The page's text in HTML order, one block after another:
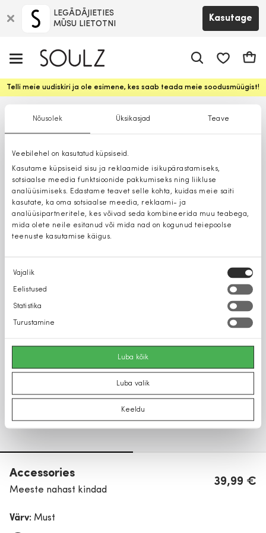
Nõusolek Üksikasjad Teave
Veebilehel on kasutatud küpsiseid.
Kasutame küpsiseid sisu ja reklaamide isikupärastamiseks,
sotsiaalse meedia funktsioonide pakkumiseks ning liikluse
analüüsimiseks. Edastame teavet selle kohta, kuidas meie saiti
kasutate, ka oma sotsiaalse meedia, reklaami- ja
analüüsipartneritele, kes võivad seda kombineerida muu teabega,
mida olete neile esitanud või mida nad on kogunud teiepoolse
teenuste kasutamise käigus.
Nõusoleku
valik
Vajalik
Eelistused
Statistika
Turustamine
Luba kõik
Luba valik
Keeldu
LEGĀDĀJIETIES
MŪSU LIETOTNI
Kasutage
Telli meie uudiskiri ja ole esimene, kes saab teada meie soodusmüügist!
Accessories
Meeste nahast kindad
39,99 €
Värv: Must